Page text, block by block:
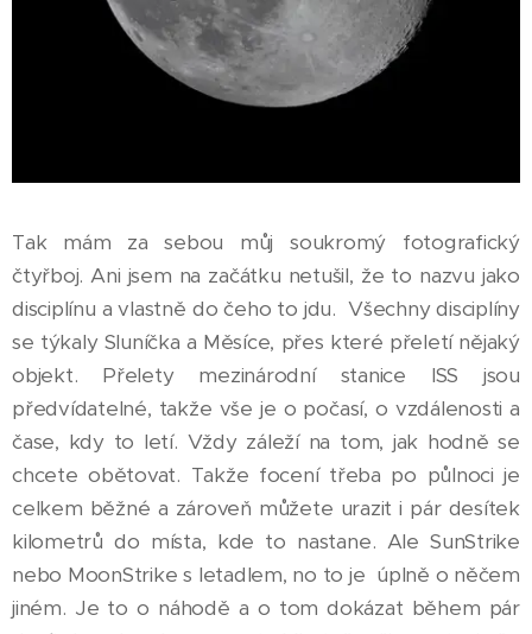
Tak mám za sebou můj soukromý fotografický
čtyřboj. Ani jsem na začátku netušil, že to nazvu jako
disciplínu a vlastně do čeho to jdu. Všechny disciplíny
se týkaly Sluníčka a Měsíce, přes které přeletí nějaký
objekt. Přelety mezinárodní stanice ISS jsou
předvídatelné, takže vše je o počasí, o vzdálenosti a
čase, kdy to letí. Vždy záleží na tom, jak hodně se
chcete obětovat. Takže focení třeba po půlnoci je
celkem běžné a zároveň můžete urazit i pár desítek
kilometrů do místa, kde to nastane. Ale SunStrike
nebo MoonStrike s letadlem, no to je úplně o něčem
jiném. Je to o náhodě a o tom dokázat během pár